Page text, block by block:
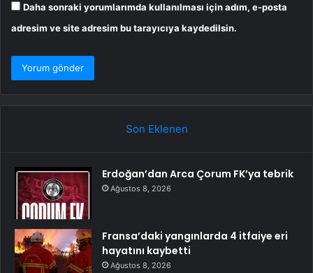
Daha sonraki yorumlarımda kullanılması için adım, e-posta
adresim ve site adresim bu tarayıcıya kaydedilsin.
Son Eklenen
Erdoğan’dan Arca Çorum FK’ya tebrik
Ağustos 8, 2026
Fransa’daki yangınlarda 4 itfaiye eri
hayatını kaybetti
Ağustos 8, 2026